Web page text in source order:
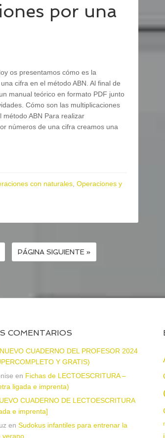
por una
os presentamos cómo es la
cifra en el método ABN. Al final de
manual teórico en formato PDF junto
Cómo son las multiplicaciones
método ABN Para realizar
números de una cifra creamos una
con naturales Operaciones y
PÁGINA SIGUIENTE »
COMENTARIOS
NUEVO CUADERNO DEL PROFESOR 2024
Y GRATIS)
en Fichas de LECTOESCRITURA –
ligada e imprenta)
CUADERNO DE LECTOESCRITURA
e imprenta]
en Sudokus infantiles para entrenar la
verano